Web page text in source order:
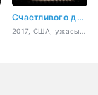
Счастливого дня смерти